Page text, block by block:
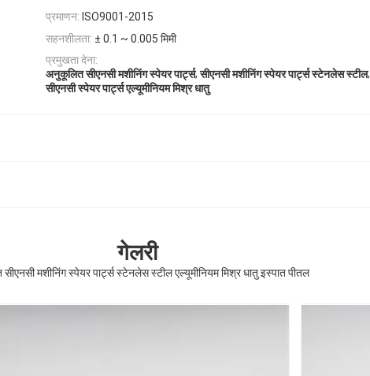
प्रमाणन: ISO9001-2015
सहनशीलता: ± 0.1 ~ 0.005 मिमी
प्रमुखता देना:
अनुकूलित सीएनसी मशीनिंग स्पेयर पार्ट्स,सीएनसी मशीनिंग स्पेयर पार्ट्स स्टेनलेस स्टील,
सीएनसी स्पेयर पार्ट्स एल्यूमीनियम मिश्र धातु
गेलरी
मशीनिंग स्पेयर पार्ट्स स्टेनलेस स्टील एल्यूमीनियम मिश्र धातु इस्पात पीतल